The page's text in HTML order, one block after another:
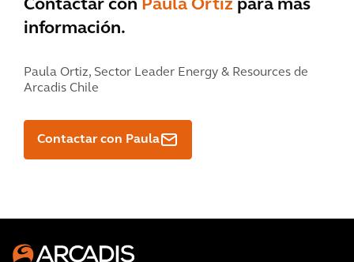
Contactar con Paula Ortiz para más
información.
Paula Ortiz, Sector Leader Energy & Resources de
Arcadis Chile
Contactar con Paula